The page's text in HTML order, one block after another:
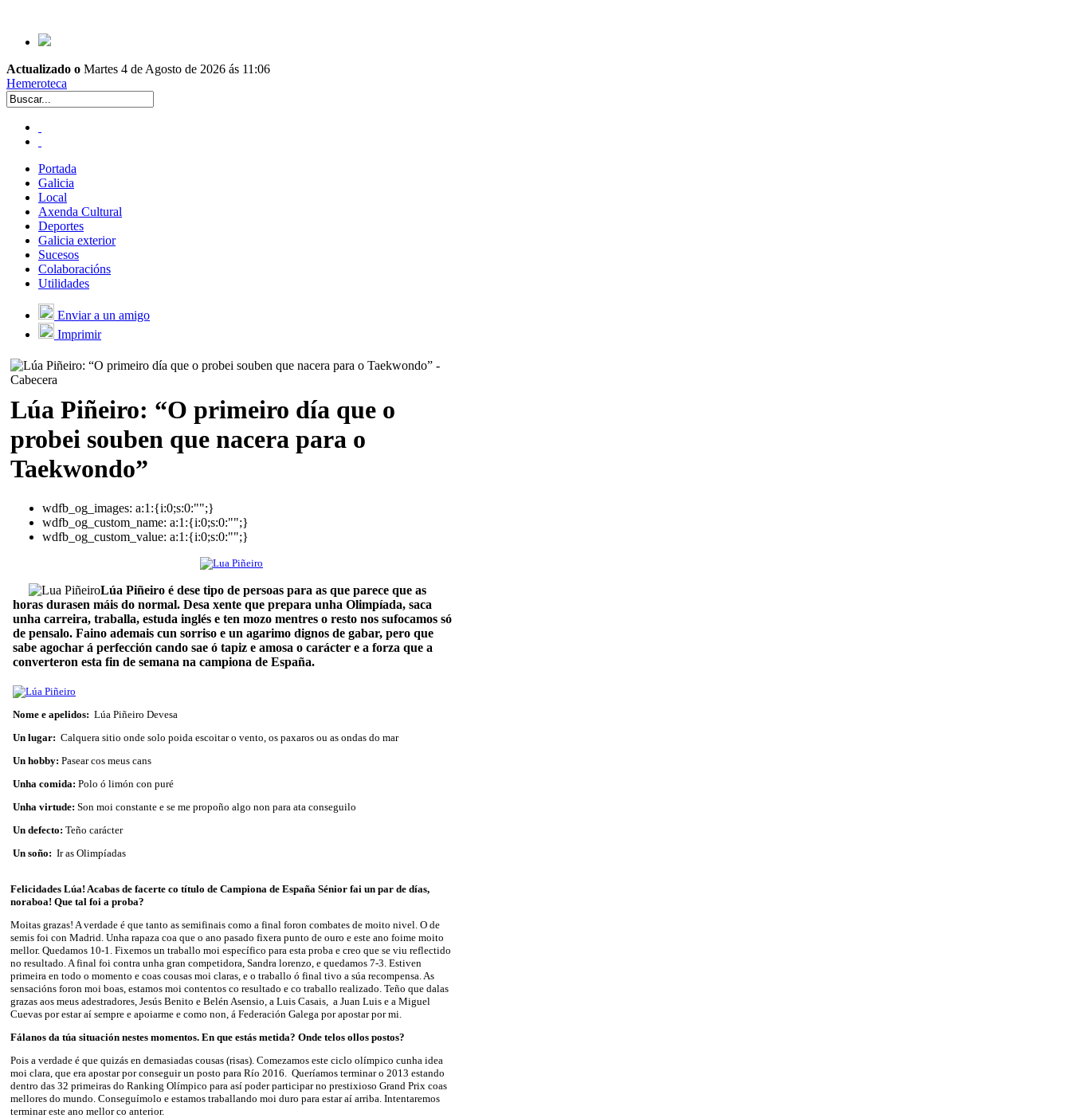
Actualizado o Martes 4 de Agosto de 2026 ás 11:06
Hemeroteca
Portada
Galicia
Local
Axenda Cultural
Deportes
Galicia exterior
Sucesos
Colaboracións
Utilidades
Enviar a un amigo
Imprimir
Lúa Piñeiro: “O primeiro día que o
probei souben que nacera para o
Taekwondo”
wdfb_og_images: a:1:{i:0;s:0:"";}
wdfb_og_custom_name: a:1:{i:0;s:0:"";}
wdfb_og_custom_value: a:1:{i:0;s:0:"";}
Lúa Piñeiro é dese tipo de persoas para as que parece que as
horas durasen máis do normal. Desa xente que prepara unha Olimpíada, saca
unha carreira, traballa, estuda inglés e ten mozo mentres o resto nos sufocamos só
de pensalo. Faino ademais cun sorriso e un agarimo dignos de gabar, pero que
sabe agochar á perfección cando sae ó tapiz e amosa o carácter e a forza que a
converteron esta fin de semana na campiona de España.
Nome e apelidos: Lúa Piñeiro Devesa
Un lugar: Calquera sitio onde solo poida escoitar o vento, os paxaros ou as ondas do mar
Un hobby: Pasear cos meus cans
Unha comida: Polo ó limón con puré
Unha virtude: Son moi constante e se me propoño algo non para ata conseguilo
Un defecto: Teño carácter
Un soño: Ir as Olimpíadas
Felicidades Lúa! Acabas de facerte co título de Campiona de España Sénior fai un par de días,
noraboa! Que tal foi a proba?
Moitas grazas! A verdade é que tanto as semifinais como a final foron combates de moito nivel. O de
semis foi con Madrid. Unha rapaza coa que o ano pasado fixera punto de ouro e este ano foime moito
mellor. Quedamos 10-1. Fixemos un traballo moi específico para esta proba e creo que se viu reflectido
no resultado. A final foi contra unha gran competidora, Sandra lorenzo, e quedamos 7-3. Estiven
primeira en todo o momento e coas cousas moi claras, e o traballo ó final tivo a súa recompensa. As
sensacións foron moi boas, estamos moi contentos co resultado e co traballo realizado. Teño que dalas
grazas aos meus adestradores, Jesús Benito e Belén Asensio, a Luis Casais, a Juan Luis e a Miguel
Cuevas por estar aí sempre e apoiarme e como non, á Federación Galega por apostar por mi.
Fálanos da túa situación nestes momentos. En que estás metida? Onde telos ollos postos?
Pois a verdade é que quizás en demasiadas cousas (risas). Comezamos este ciclo olímpico cunha idea
moi clara, que era apostar por conseguir un posto para Río 2016. Queríamos terminar o 2013 estando
dentro das 32 primeiras do Ranking Olímpico para así poder participar no prestixioso Grand Prix coas
mellores do mundo. Conseguímolo e estamos traballando moi duro para estar aí arriba. Intentaremos
terminar este ano mellor co anterior.